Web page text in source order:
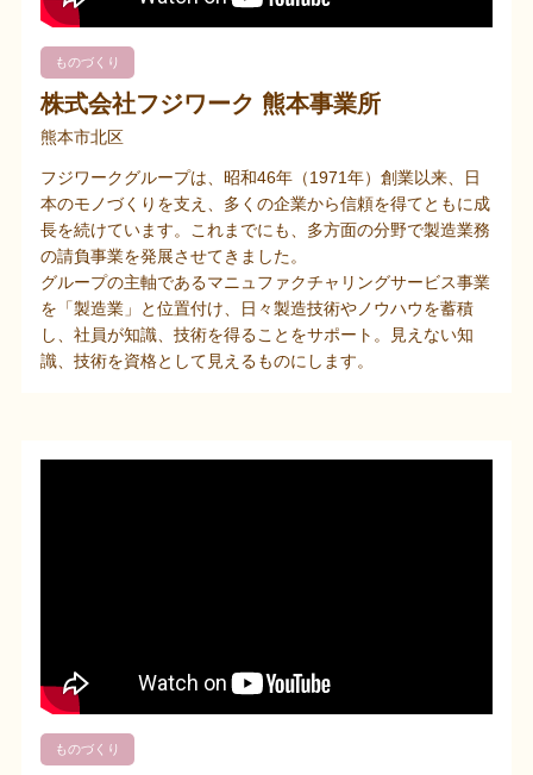
ものづくり
株式会社フジワーク 熊本事業所
熊本市北区
フジワークグループは、昭和46年（1971年）創業以来、日
本のモノづくりを支え、多くの企業から信頼を得てともに成
長を続けています。これまでにも、多方面の分野で製造業務
の請負事業を発展させてきました。
グループの主軸であるマニュファクチャリングサービス事業
を「製造業」と位置付け、日々製造技術やノウハウを蓄積
し、社員が知識、技術を得ることをサポート。見えない知
識、技術を資格として見えるものにします。
ものづくり